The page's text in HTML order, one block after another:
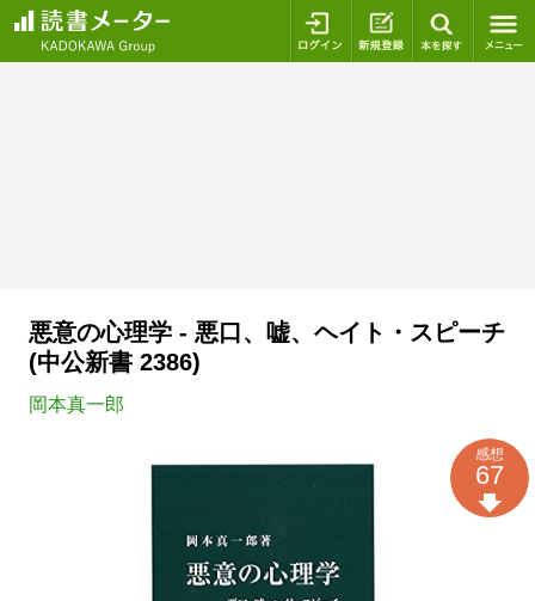
ログイン 新規登録
悪意の心理学 - 悪口、嘘、ヘイト・スピーチ
(中公新書 2386)
岡本真一郎
感想
67